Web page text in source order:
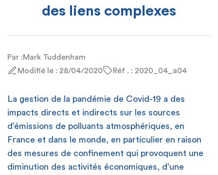
des liens complexes
Par :Mark Tuddenham
Modifié le : 28/04/2020
Réf . : 2020_04_a04
La gestion de la pandémie de Covid-19 a des
impacts directs et indirects sur les sources
d’émissions de polluants atmosphériques, en
France et dans le monde, en particulier en raison
des mesures de confinement qui provoquent une
diminution des activités économiques, d’une